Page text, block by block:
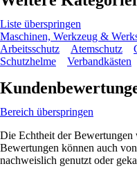
Liste überspringen
Maschinen, Werkzeug &
Arbeitsschutz
Atemschutz
Schutzhelme
Verbandkästen
Bereich überspringen
Die Echtheit der
Bewertungen können auch
nachweislich genutzt oder